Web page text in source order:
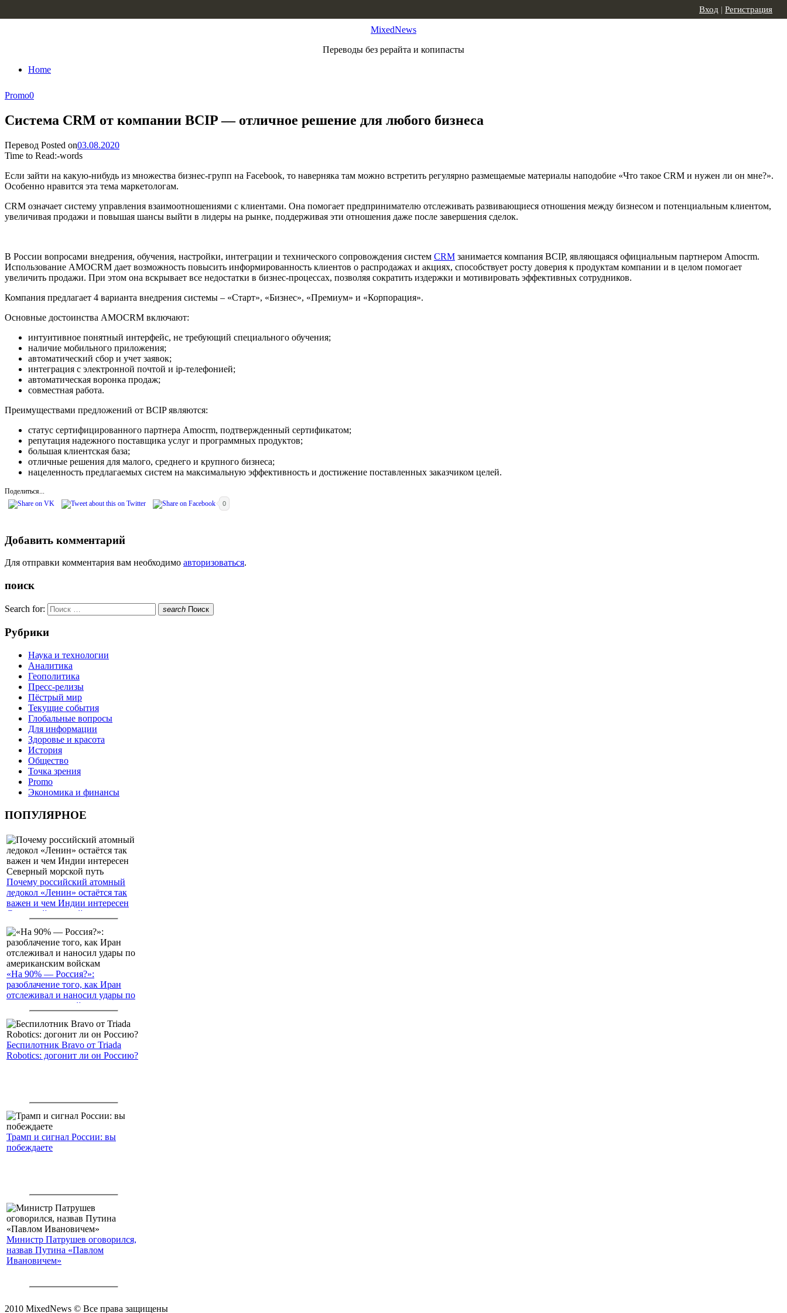
MixedNews
Переводы без рерайта и копипасты
Home
Вход | Регистрация
Promo0
Система CRM от компании BCIP — отличное решение для любого бизнеса
Перевод Posted on03.08.2020
Time to Read:-words
Если зайти на какую-нибудь из множества бизнес-групп на Facebook, то наверняка там можно встретить регулярно размещаемые материалы наподобие «Что такое CRM и нужен ли он мне?».
Особенно нравится эта тема маркетологам.
CRM означает систему управления взаимоотношениями с клиентами. Она помогает предпринимателю отслеживать развивающиеся отношения между бизнесом и потенциальным клиентом,
увеличивая продажи и повышая шансы выйти в лидеры на рынке, поддерживая эти отношения даже после завершения сделок.
В России вопросами внедрения, обучения, настройки, интеграции и технического сопровождения систем CRM занимается компания BCIP, являющаяся официальным партнером Amocrm.
Использование AMOCRM дает возможность повысить информированность клиентов о распродажах и акциях, способствует росту доверия к продуктам компании и в целом помогает
увеличить продажи. При этом она вскрывает все недостатки в бизнес-процессах, позволяя сократить издержки и мотивировать эффективных сотрудников.
Компания предлагает 4 варианта внедрения системы – «Старт», «Бизнес», «Премиум» и «Корпорация».
Основные достоинства AMOCRM включают:
интуитивное понятный интерфейс, не требующий специального обучения;
наличие мобильного приложения;
автоматический сбор и учет заявок;
интеграция с электронной почтой и ip-телефонией;
автоматическая воронка продаж;
совместная работа.
Преимуществами предложений от BCIP являются:
статус сертифицированного партнера Amocrm, подтвержденный сертификатом;
репутация надежного поставщика услуг и программных продуктов;
большая клиентская база;
отличные решения для малого, среднего и крупного бизнеса;
нацеленность предлагаемых систем на максимальную эффективность и достижение поставленных заказчиком целей.
Поделиться...
0
Добавить комментарий
Для отправки комментария вам необходимо авторизоваться.
поиск
Search for: search Поиск
Рубрики
Наука и технологии
Аналитика
Геополитика
Пресс-релизы
Пёстрый мир
Текущие события
Глобальные вопросы
Для информации
Здоровье и красота
История
Общество
Точка зрения
Promo
Экономика и финансы
ПОПУЛЯРНОЕ
Почему российский атомный
ледокол «Ленин» остаётся так
важен и чем Индии интересен
Северный морской путь
«На 90% — Россия?»:
разоблачение того, как Иран
отслеживал и наносил удары по
американским войскам
Беспилотник Bravo от Triada
Robotics: догонит ли он Россию?
Трамп и сигнал России: вы
побеждаете
Министр Патрушев оговорился,
назвав Путина «Павлом
Ивановичем»
2010 MixedNews © Все права защищены